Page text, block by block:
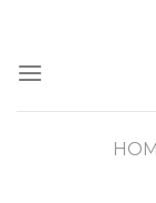
content